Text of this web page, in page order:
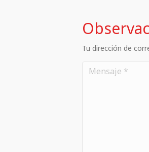
Tu dirección de